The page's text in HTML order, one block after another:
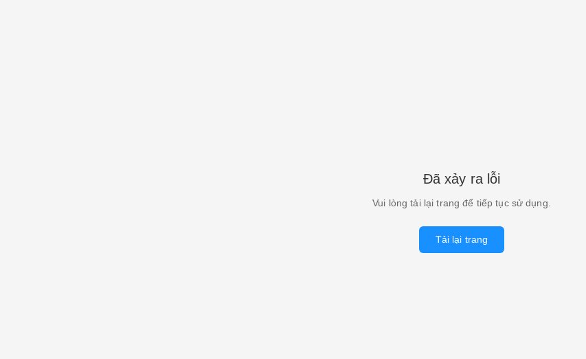
Đã xảy ra lỗi
Vui lòng tải lại trang để tiếp tục sử dụng.
Tải lại trang